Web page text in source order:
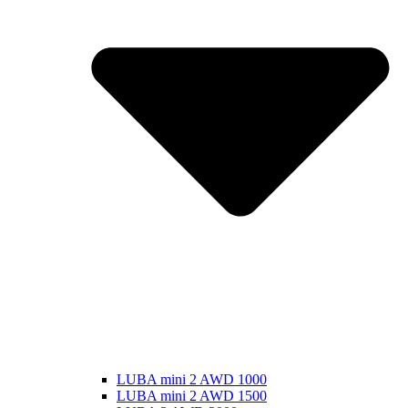
LUBA mini 2 AWD 1000
LUBA mini 2 AWD 1500